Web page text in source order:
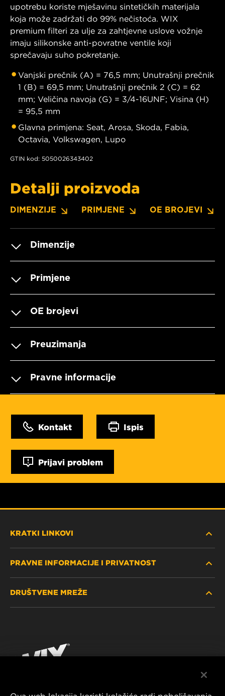
upotrebu koriste mješavinu sintetičkih materijala
koja može zadržati do 99% nečistoća. WIX
premium filteri za ulje za zahtjevne uslove vožnje
imaju silikonske anti-povratne ventile koji
sprečavaju suho pokretanje.
Vanjski prečnik (A) = 76,5 mm; Unutrašnji prečnik
1 (B) = 69,5 mm; Unutrašnji prečnik 2 (C) = 62
mm; Veličina navoja (G) = 3/4-16UNF; Visina (H)
= 95,5 mm
Glavna primjena: Seat, Arosa, Skoda, Fabia,
Octavia, Volkswagen, Lupo
GTIN kod: 5050026343402
Detalji proizvoda
DIMENZIJE PRIMJENE OE BROJEVI
Dimenzije
Primjene
OE brojevi
Preuzimanja
Pravne informacije
Kontakt Ispis
Prijavi problem
KRATKI LINKOVI
GDJE KUPITI
KONTAKTIRAJTE NAS
PRAVNE INFORMACIJE I PRIVATNOST
IMPRESSUM
DRUŠTVENE MREŽE
YouTube